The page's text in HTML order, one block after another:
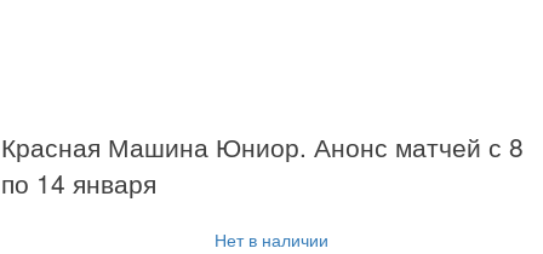
Красная Машина Юниор. Анонс матчей с 8
по 14 января
Нет в наличии